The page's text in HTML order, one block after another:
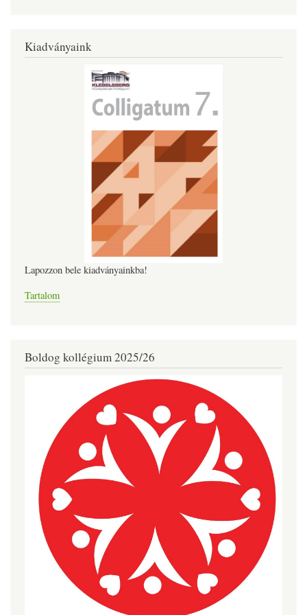
Kiadványaink
Lapozzon bele kiadványainkba!
Tartalom
Boldog kollégium 2025/26